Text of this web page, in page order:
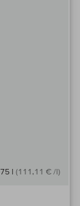
l (111,11 € /l)